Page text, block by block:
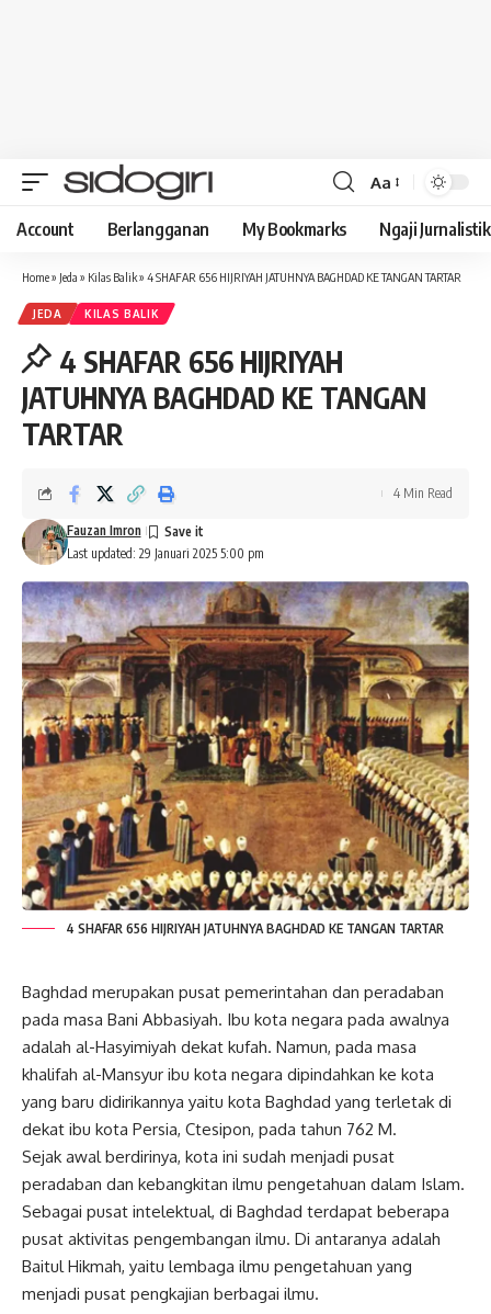
Font
Resizer
Aa
Account Berlangganan My Bookmarks Ngaji Jurnalistik
Home» Jeda » Kilas Balik» 4 SHAFAR 656 HIJRIYAH JATUHNYA BAGHDAD KE TANGAN TARTAR
JEDA KILAS BALIK
4 SHAFAR 656 HIJRIYAH
JATUHNYA BAGHDAD KE TANGAN
TARTAR
Last updated: 29 Januari 2025 5:00 pm
Fauzan Imron
4 Min Read
4 SHAFAR 656 HIJRIYAH JATUHNYA BAGHDAD KE TANGAN TARTAR
Baghdad merupakan pusat pemerintahan dan peradaban
pada masa Bani Abbasiyah. Ibu kota negara pada awalnya
adalah al-Hasyimiyah dekat kufah. Namun, pada masa
khalifah al-Mansyur ibu kota negara dipindahkan ke kota
yang baru didirikannya yaitu kota Baghdad yang terletak di
dekat ibu kota Persia, Ctesipon, pada tahun 762 M.
Sejak awal berdirinya, kota ini sudah menjadi pusat
peradaban dan kebangkitan ilmu pengetahuan dalam Islam.
Sebagai pusat intelektual, di Baghdad terdapat beberapa
pusat aktivitas pengembangan ilmu. Di antaranya adalah
Baitul Hikmah, yaitu lembaga ilmu pengetahuan yang
menjadi pusat pengkajian berbagai ilmu.